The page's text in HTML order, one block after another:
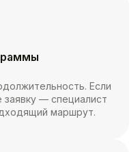
Если
— специалист
маршрут.